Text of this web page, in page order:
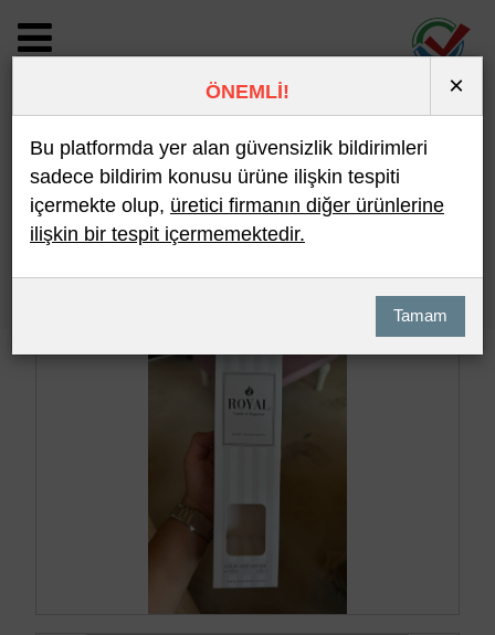
BİLDİRİM DETAYI
Son 10 Bildirim En Çok İncelenen
ÖNEMLİ! ×
Bu platformda yer alan güvensizlik bildirimleri
sadece bildirim konusu ürüne ilişkin tespiti
içermekte olup, üretici firmanın diğer ürünlerine
ilişkin bir tespit içermemektedir.
Tamam